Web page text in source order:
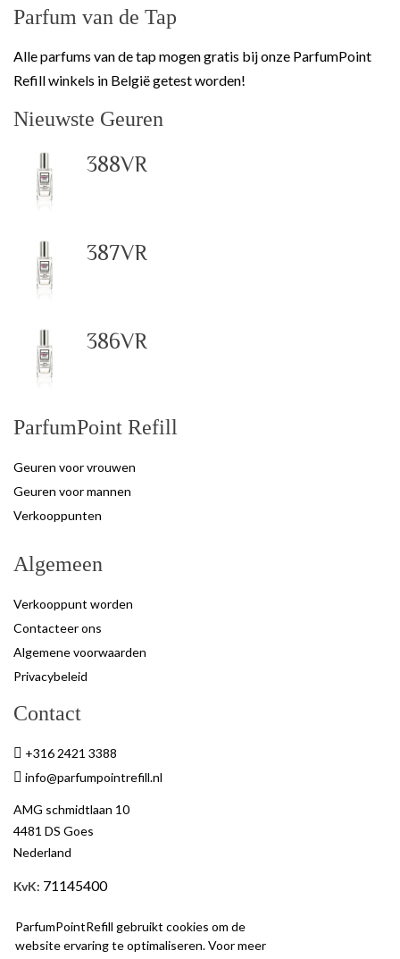
ParfumPointRefill gebruikt cookies om de
website ervaring te optimaliseren. Voor meer
Parfum van de Tap
Alle parfums van de tap mogen gratis bij onze ParfumPoint
Refill winkels in België getest worden!
Nieuwste Geuren
388VR
387VR
386VR
ParfumPoint Refill
Geuren voor vrouwen
Geuren voor mannen
Verkooppunten
Algemeen
Verkooppunt worden
Contacteer ons
Algemene voorwaarden
Privacybeleid
Contact
+316 2421 3388
info@parfumpointrefill.nl
AMG schmidtlaan 10
4481 DS Goes
Nederland
KvK: 71145400